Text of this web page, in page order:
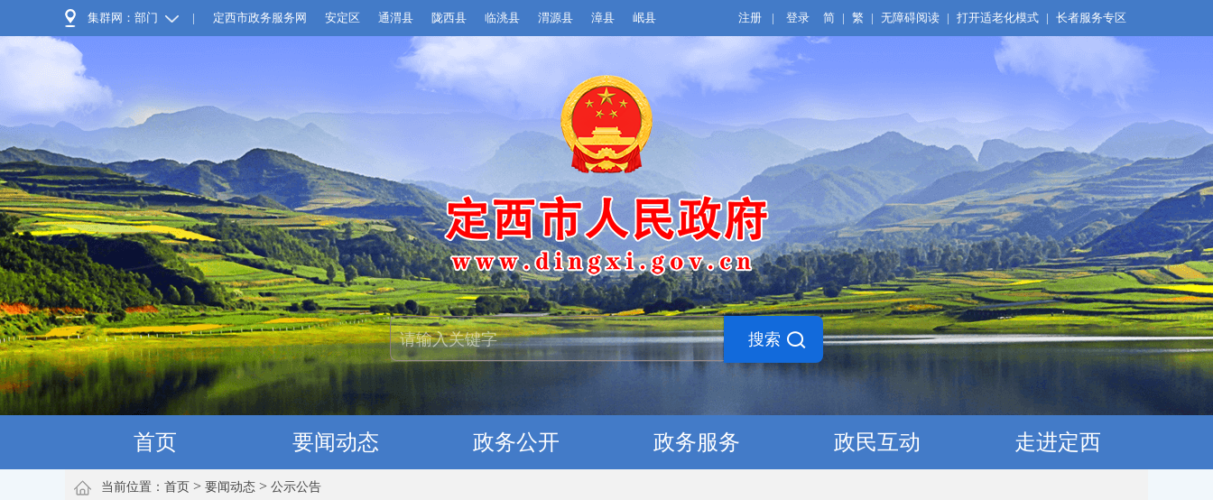
集群网：部门 | 定西市政务服务网 安定区 通渭县 陇西县 临洮县 渭源县 漳县 岷县 注册 | 登录 简 | 繁 | 无障碍阅读 | 打开适老化模式 | 长者服务专区
首页 要闻动态 政务公开 政务服务 政民互动 走进定西
当前位置： 首页 > 要闻动态 > 公示公告